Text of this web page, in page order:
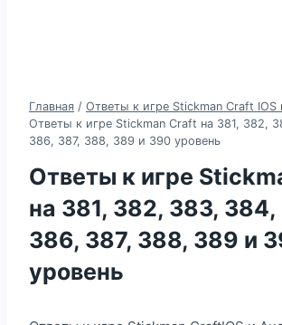
Главная / Ответы к игре Stickman Craft
Ответы к игре Stickman Craft на 381, 382,
386, 387, 388, 389 и 390 уровень
Ответы к игре
на 381, 382, 383, 384,
386, 387, 388, 389 и
уровень